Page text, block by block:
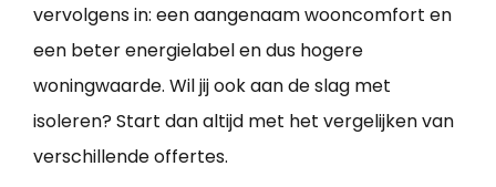
vervolgens in: een aangenaam wooncomfort en
een beter energielabel en dus hogere
woningwaarde. Wil jij ook aan de slag met
isoleren? Start dan altijd met het vergelijken van
verschillende offertes.